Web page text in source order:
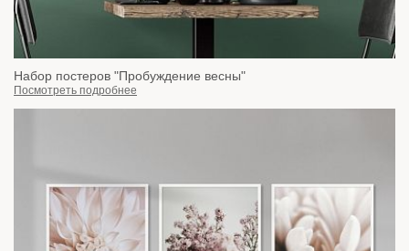
Набор постеров "Пробуждение весны"
Посмотреть подробнее